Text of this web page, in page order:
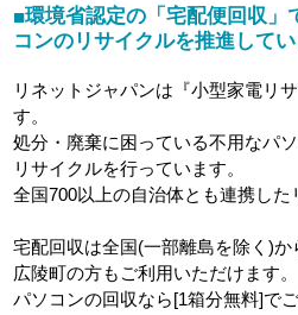
■環境省認定の「宅配便回収」
コンのリサイクルを推進してい
リネットジャパンは『小型家電リ
す。
処分・廃棄に困っている不用なパ
リサイクルを行っています。
全国700以上の自治体とも連携した
宅配回収は全国(一部離島を除く)か
広陵町の方もご利用いただけます。
パソコンの回収なら[1箱分無料]で